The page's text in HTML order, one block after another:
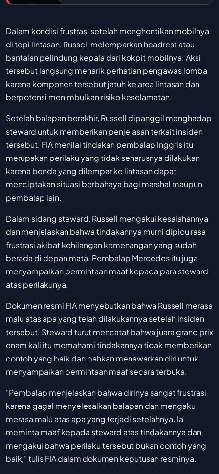
Dalam kondisi frustrasi setelah menghentikan mobilnya
di tepi lintasan, Russell melemparkan headrest atau
bantalan pelindung kepala dari kokpit mobilnya. Aksi
tersebut langsung menarik perhatian pengawas lomba
karena komponen tersebut jatuh ke area lintasan dan
berpotensi menimbulkan risiko keselamatan.
Setelah balapan berakhir, Russell dipanggil menghadap
steward untuk memberikan penjelasan terkait insiden
tersebut. FIA menilai tindakan pembalap Inggris itu
merupakan perilaku yang tidak seharusnya dilakukan
karena benda yang dilempar ke lintasan dapat
menciptakan situasi berbahaya bagi marshal maupun
pembalap lain.
Dalam sidang steward, Russell mengakui kesalahannya
dan menjelaskan bahwa tindakannya murni dipicu rasa
frustrasi akibat kehilangan kemenangan yang sudah
berada di depan mata. Pembalap Mercedes itu juga
menyampaikan permintaan maaf kepada para steward
atas perilakunya.
Dokumen resmi FIA menyebutkan bahwa Russell merasa
malu atas apa yang telah dilakukannya setelah insiden
tersebut. Steward turut mencatat bahwa juara grand prix
enam kali itu memahami tindakannya tidak memberikan
contoh yang baik dan bahkan menawarkan diri untuk
menyampaikan permintaan maaf secara terbuka.
"Pembalap menjelaskan bahwa dirinya sangat frustrasi
karena gagal menyelesaikan balapan dan mengaku
merasa malu atas apa yang terjadi setelahnya. Ia
meminta maaf kepada steward atas tindakannya dan
mengakui bahwa perilaku tersebut bukan contoh yang
baik," tulis FIA dalam dokumen keputusan resminya.